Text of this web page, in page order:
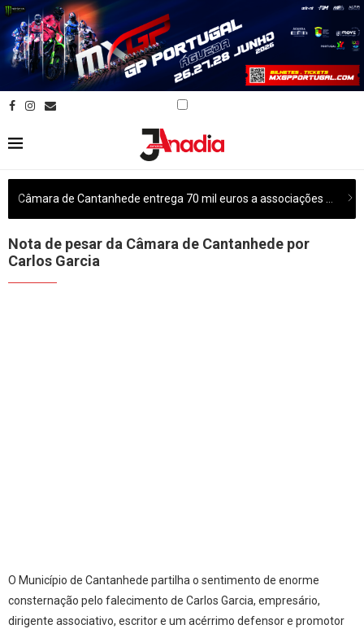
Nota de pesar da Câmara de Cantanhede por
Carlos Garcia
O Município de Cantanhede partilha o sentimento de enorme
consternação pelo falecimento de Carlos Garcia, empresário,
dirigente associativo, escritor e um acérrimo defensor e promotor